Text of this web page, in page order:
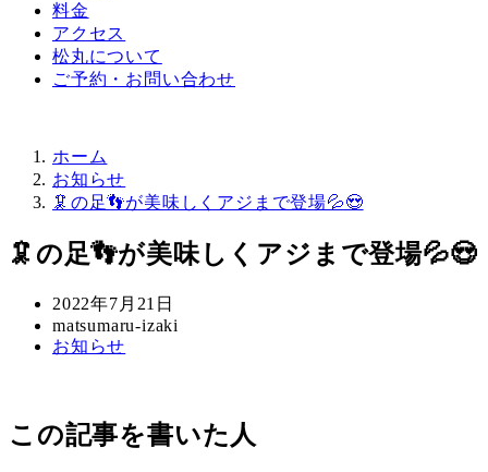
料金
アクセス
松丸について
ご予約・お問い合わせ
ホーム
お知らせ
🦑の足👣が美味しくアジまで登場💦😍
🦑の足👣が美味しくアジまで登場💦😍
投
稿
日
2022年7月21日
著
者
matsumaru-izaki
カ
ー
お知らせ
この記事を書いた人